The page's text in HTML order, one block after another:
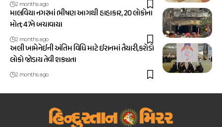
2 months ago
માલવિયા નગરમાં ભીષણ આગથી હાહાકાર, 20 લોકોના
મોત; 47ને બચાવાયા
2 months ago
અલી ખામેનેઈની અંતિમ વિધિ માટે ઈરાનમાં તૈયારી,કરોડો
લોકો જોડાય તેવી શક્યતા
2 months ago